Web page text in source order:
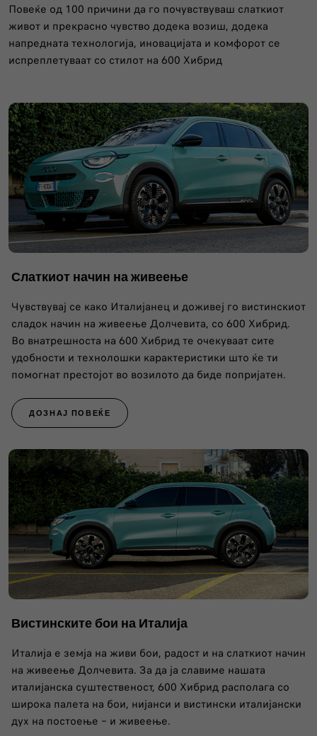
Повеќе од 100 причини да го почувствуваш слаткиот
живот и прекрасно чувство додека возиш, додека
напредната технологија, иновацијата и комфорот се
испреплетуваат со стилот на 600 Хибрид
Слаткиот начин на живеење
Чувствувај се како Италијанец и доживеј го вистинскиот
сладок начин на живеење Долчевита, со 600 Хибрид.
Во внатрешноста на 600 Хибрид те очекуваат сите
удобности и технолошки карактеристики што ќе ти
помогнат престојот во возилото да биде попријатен.
ДОЗНАЈ ПОВЕЌЕ
Вистинските бои на Италија
Италија е земја на живи бои, радост и на слаткиот начин
на живеење Долчевита. За да ја славиме нашата
италијанска суштественост, 600 Хибрид располага со
широка палета на бои, нијанси и вистински италијански
дух на постоење – и живеење.